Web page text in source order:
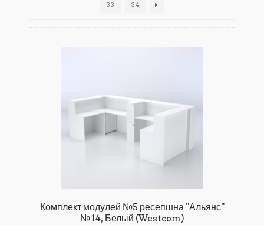
33 34
Комплект модулей №5 ресепшна "Альянс"
№14, Белый (Westcom)